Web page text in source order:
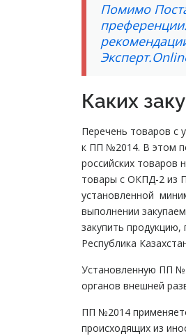
Помимо
Каких
Перечень товаров с
к ПП №2014. В этом
российских товаров
товары с ОКПД-2 из
установленной
выполнении
закупить
Республика
Установленную ПП
органов внешней
ПП №2014
происходящих из